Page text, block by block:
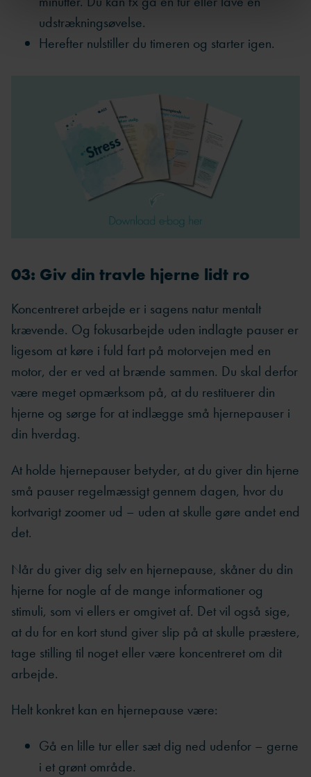
udstrækningsøvelse.
Herefter nulstiller du timeren og starter igen.
03: Giv din travle hjerne lidt ro
Koncentreret arbejde er i sagens natur mentalt
krævende. Og fokusarbejde uden indlagte pauser er
ligesom at køre i fuld fart på motorvejen med en
motor, der er ved at brænde sammen. Du skal derfor
være meget opmærksom på, at du restituerer din
hjerne og sørge for at indlægge små hjernepauser i
din hverdag.
At holde hjernepauser betyder, at du giver din hjerne
små pauser regelmæssigt gennem dagen, hvor du
kortvarigt zoomer ud – uden at skulle gøre andet end
det.
Når du giver dig selv en hjernepause, skåner du din
hjerne for nogle af de mange informationer og
stimuli, som vi ellers er omgivet af. Det vil også sige,
at du for en kort stund giver slip på at skulle præstere,
tage stilling til noget eller være koncentreret om dit
arbejde.
Helt konkret kan en hjernepause være:
Gå en lille tur eller sæt dig ned udenfor – gerne
i et grønt område.